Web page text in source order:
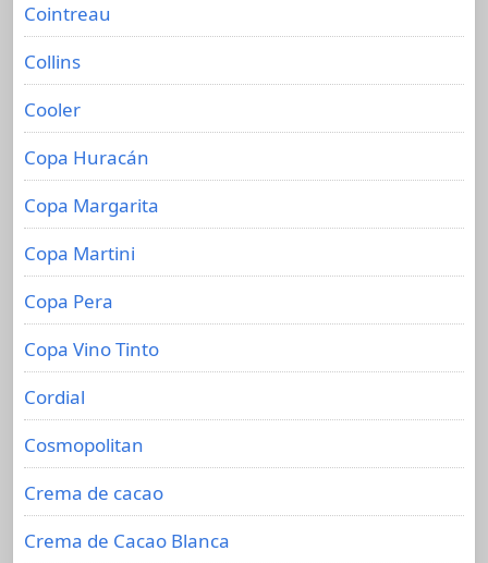
Cointreau
Collins
Cooler
Copa Huracán
Copa Margarita
Copa Martini
Copa Pera
Copa Vino Tinto
Cordial
Cosmopolitan
Crema de cacao
Crema de Cacao Blanca